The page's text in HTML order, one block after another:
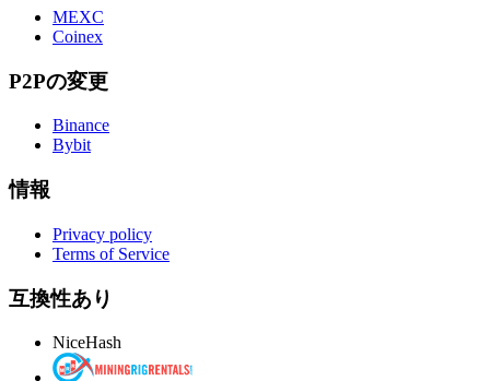
MEXC
Coinex
P2Pの変更
Binance
Bybit
情報
Privacy policy
Terms of Service
互換性あり
NiceHash